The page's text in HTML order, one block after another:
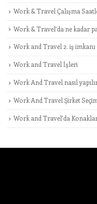
Work & Travel Çalışma
Work & Travel’da ne kadar
Work and Travel 2. iş imkanı
Work and Travel İşleri
Work And Travel nasıl
Work And Travel Şirket
Work and Travel’da